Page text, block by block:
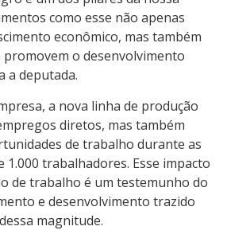
como esse não apenas
econômico, mas também
o desenvolvimento
a deputada.
a nova linha de produção
diretos, mas também
de trabalho durante as
1.000 trabalhadores. Esse impacto
de trabalho é um testemunho do
e desenvolvimento trazido
magnitude.